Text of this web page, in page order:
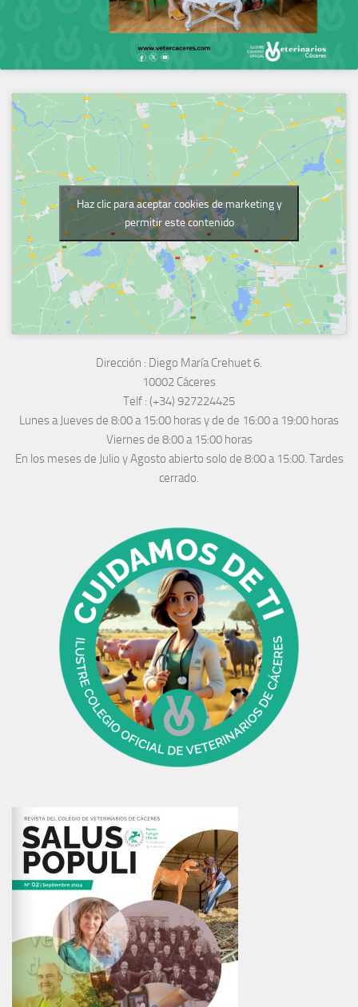
Haz clic para aceptar cookies de marketing y
permitir este contenido
Dirección : Diego María Crehuet 6.
10002 Cáceres
Telf : (+34) 927224425
Lunes a Jueves de 8:00 a 15:00 horas y de de 16:00 a 19:00 horas
Viernes de 8:00 a 15:00 horas
En los meses de Julio y Agosto abierto solo de 8:00 a 15:00. Tardes
cerrado.